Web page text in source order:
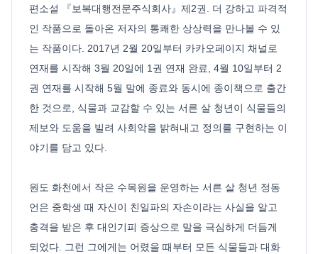
편소설 『보복대행전문주식회사』제2권. 더 강하고 파격적
인 작품으로 돌아온 저자의 통쾌한 상상력을 만나볼 수 있
는 작품이다. 2017년 2월 20일부터 카카오페이지 채널로
연재를 시작해 3월 20일에 1권 연재 완료, 4월 10일부터 2
권 연재를 시작해 5월 말에 종료와 동시에 종이책으로 출간
한 것으로, 식물과 교감할 수 있는 서른 살 청년이 식물들의
제보와 도움을 빌려 사회악을 밝혀내고 정의를 구현하는 이
야기를 담고 있다.
원도 화천에서 작은 수목원을 운영하는 서른 살 청년 정동
언은 중학생 때 자신이 친일파의 자손이라는 사실을 알고
충격을 받은 후 대인기피 증상으로 말을 극심하게 더듬게
되었다. 그런 그에게는 어렸을 때부터 모든 식물들과 대화